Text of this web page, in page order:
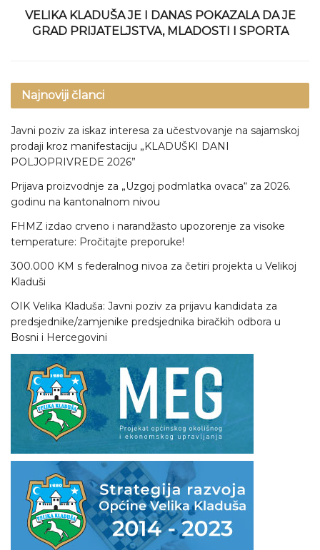
VELIKA KLADUŠA JE I DANAS POKAZALA DA JE
GRAD PRIJATELJSTVA, MLADOSTI I SPORTA
Najnoviji članci
Javni poziv za iskaz interesa za učestvovanje na sajamskoj
prodaji kroz manifestaciju „KLADUŠKI DANI
POLJOPRIVREDE 2026”
Prijava proizvodnje za „Uzgoj podmlatka ovaca“ za 2026.
godinu na kantonalnom nivou
FHMZ izdao crveno i narandžasto upozorenje za visoke
temperature: Pročitajte preporuke!
300.000 KM s federalnog nivoa za četiri projekta u Velikoj
Kladuši
OIK Velika Kladuša: Javni poziv za prijavu kandidata za
predsjednike/zamjenike predsjednika biračkih odbora u
Bosni i Hercegovini